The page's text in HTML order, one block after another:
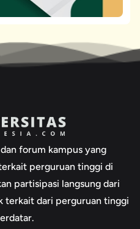
forum kampus yang
perguruan tinggi di
partisipasi langsung dari
terkait dari perguruan tinggi